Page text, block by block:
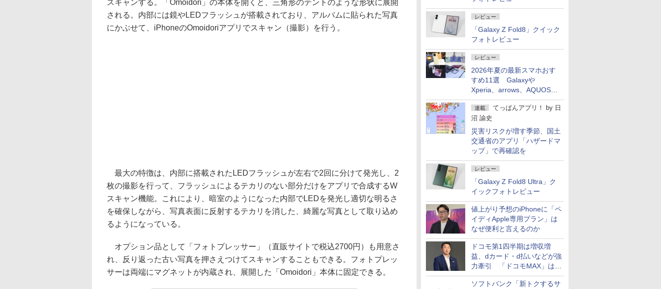
レビュー
「Galaxy Z Fold8」クイック
フォトレビュー
レビュー
2026年夏の最新スマホおす
すめ11選 Galaxyや
Xperia、arrows、AQUOSな
ど注目機種の特徴は
連載 てっぱんアプリ！ by 日
沼 諭史
災害リスクが増す季節、国土
交通省のアプリ「ハザードマ
ップ」で再確認を
レビュー
「Galaxy Z Fold8 Ultra」ク
イックフォトレビュー
値上がり予想のiPhoneに「ペ
イディApple専用プラン」は
なぜ便利と言えるのか
ドコモ第1四半期は増収増
益、dカード・d払いなどが強
力牽引 「ドコモMAX」は
400万契約突破
ソフトバンク「新トクするサ
スキャンする。「Omoidori」の本体を開くと、三角形のテントのような形状に展開
される。内部には鏡やLEDフラッシュが搭載されており、アルバムに貼られた写真
にかぶせて、iPhoneのOmoidoriアプリでスキャン（撮影）を行う。
最大の特徴は、内部に搭載されたLEDフラッシュが左右で2回に分けて発光し、2
枚の撮影を行って、フラッシュによるテカリのない部分だけをアプリで合成するW
スキャン機能。これにより、暗室のようになった内部でLEDを発光し適切な明るさ
を確保しながら、写真表面に反射するテカリを消した、綺麗な写真として取り込め
るようになっている。
オプション品として「フォトプレッサー」（直販サイトで税込2700円）も用意さ
れ、反り返った古い写真を押さえつけてスキャンすることもできる。フォトプレッ
サーは両端にマグネットが内蔵され、展開した「Omoidori」本体に固定できる。